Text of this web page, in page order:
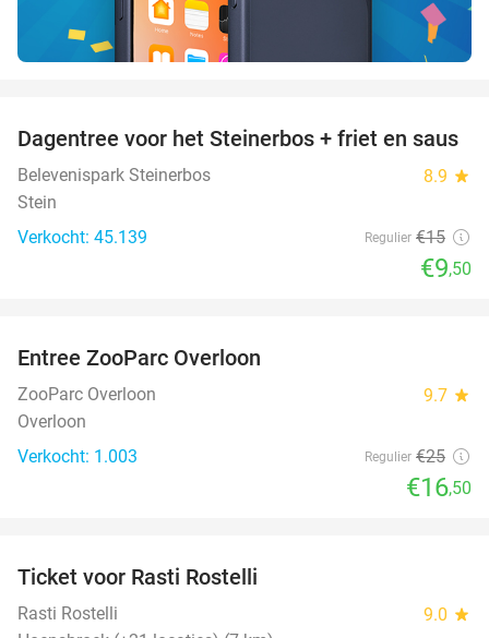
37%
Dagentree voor het Steinerbos + friet en saus
Belevenispark Steinerbos 8.9 star
Stein
Verkocht: 45.139
Regulier €15
€9,50
Entree ZooParc Overloon
ZooParc Overloon 9.7 star
Overloon
Verkocht: 1.003
Regulier €25
€16,50
TODAY
Ticket voor Rasti Rostelli
Rasti Rostelli 9.0 star